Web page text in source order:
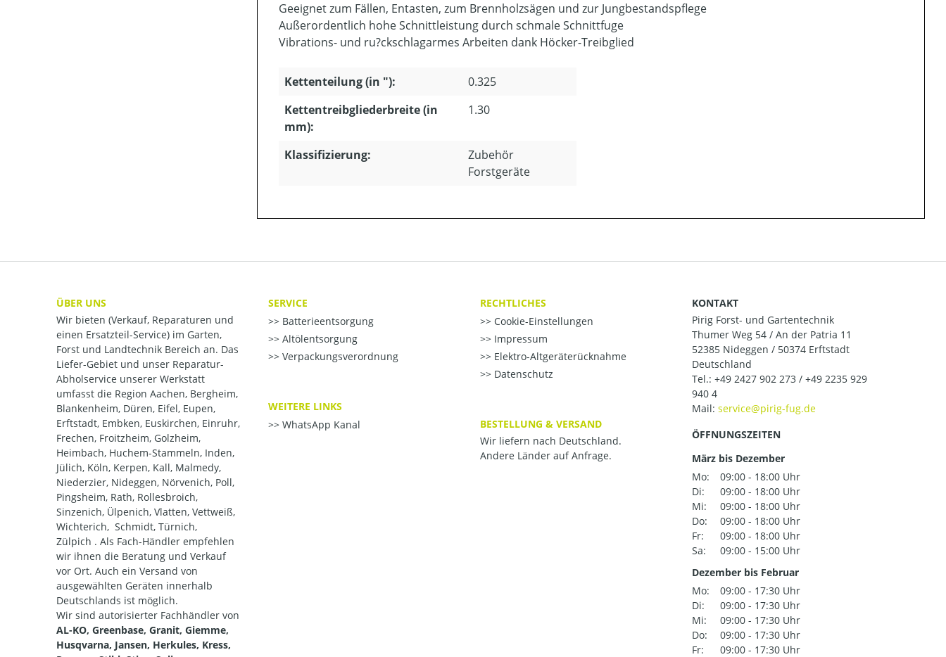
Geeignet zum Fällen, Entasten, zum Brennholzsägen und zur Jungbestandspflege
Außerordentlich hohe Schnittleistung durch schmale Schnittfuge
Vibrations- und ru?ckschlagarmes Arbeiten dank Höcker-Treibglied
Kettenteilung (in "):
0.325
Kettentreibgliederbreite (in
mm):
1.30
Klassifizierung:
Zubehör
Forstgeräte
ÜBER UNS
Wir bieten (Verkauf, Reparaturen und
einen Ersatzteil-Service) im Garten,
Forst und Landtechnik Bereich an. Das
Liefer-Gebiet und unser Reparatur-
Abholservice unserer Werkstatt
umfasst die Region Aachen, Bergheim,
Blankenheim, Düren, Eifel, Eupen,
Erftstadt, Embken, Euskirchen, Einruhr,
Frechen, Froitzheim, Golzheim,
Heimbach, Huchem-Stammeln, Inden,
Jülich, Köln, Kerpen, Kall, Malmedy,
Niederzier, Nideggen, Nörvenich, Poll,
Pingsheim, Rath, Rollesbroich,
Sinzenich, Ülpenich, Vlatten, Vettweiß,
Wichterich, Schmidt, Türnich,
Zülpich . Als Fach-Händler empfehlen
wir ihnen die Beratung und Verkauf
vor Ort. Auch ein Versand von
ausgewählten Geräten innerhalb
Deutschlands ist möglich.
Wir sind autorisierter Fachhändler von
AL-KO, Greenbase, Granit, Giemme,
Husqvarna, Jansen, Herkules, Kress,
SERVICE
Batterieentsorgung
Altölentsorgung
Verpackungsverordnung
WEITERE LINKS
WhatsApp Kanal
RECHTLICHES
Cookie-Einstellungen
Impressum
Elektro-Altgeräterücknahme
Datenschutz
BESTELLUNG & VERSAND
Wir liefern nach Deutschland.
Andere Länder auf Anfrage.
KONTAKT
Pirig Forst- und Gartentechnik
Thumer Weg 54 / An der Patria 11
52385 Nideggen / 50374 Erftstadt
Deutschland
Tel.: +49 2427 902 273 / +49 2235 929
940 4
Mail:
ÖFFNUNGSZEITEN
März bis Dezember
Mo:
09:00 - 18:00 Uhr
Di:
09:00 - 18:00 Uhr
Mi:
09:00 - 18:00 Uhr
Do:
09:00 - 18:00 Uhr
Fr:
09:00 - 18:00 Uhr
Sa:
09:00 - 15:00 Uhr
Dezember bis Februar
Mo:
09:00 - 17:30 Uhr
Di:
09:00 - 17:30 Uhr
Mi:
09:00 - 17:30 Uhr
Do:
09:00 - 17:30 Uhr
Fr:
09:00 - 17:30 Uhr